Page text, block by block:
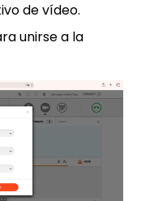
de vídeo.
unirse a la